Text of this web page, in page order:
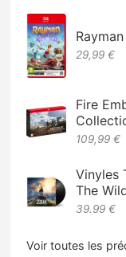
29,99 €
Fire
109,99 €
Vinyles
The
39.99 €
Voir toutes les